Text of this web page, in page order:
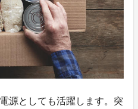
源としても活躍します。突